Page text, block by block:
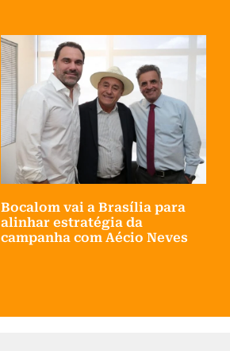
Bocalom vai a Brasília para
alinhar estratégia da
campanha com Aécio Neves